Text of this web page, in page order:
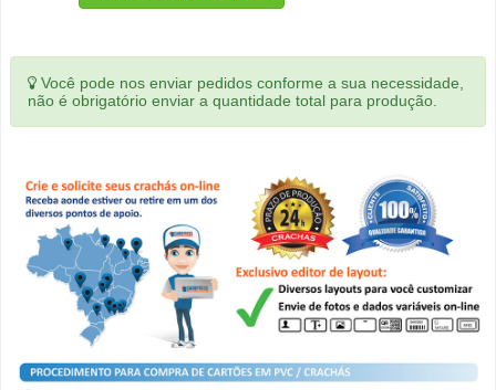
Você pode nos enviar pedidos conforme a sua necessidade,
não é obrigatório enviar a quantidade total para produção.